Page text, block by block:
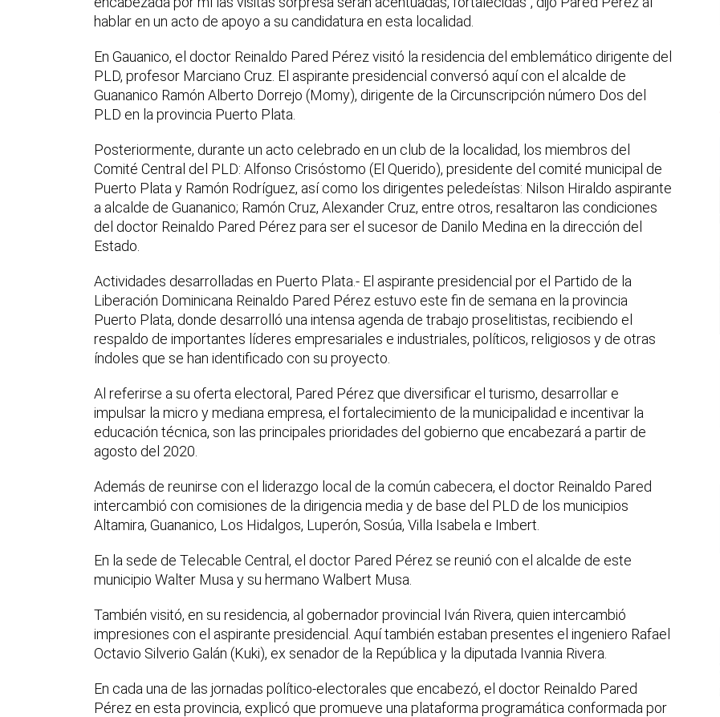
hablar en un acto de apoyo a su candidatura en esta localidad.
En Gauanico, el doctor Reinaldo Pared Pérez visitó la residencia del emblemático dirigente del
PLD, profesor Marciano Cruz. El aspirante presidencial conversó aquí con el alcalde de
Guananico Ramón Alberto Dorrejo (Momy), dirigente de la Circunscripción número Dos del
PLD en la provincia Puerto Plata.
Posteriormente, durante un acto celebrado en un club de la localidad, los miembros del
Comité Central del PLD: Alfonso Crisóstomo (El Querido), presidente del comité municipal de
Puerto Plata y Ramón Rodríguez, así como los dirigentes peledeístas: Nilson Hiraldo aspirante
a alcalde de Guananico; Ramón Cruz, Alexander Cruz, entre otros, resaltaron las condiciones
del doctor Reinaldo Pared Pérez para ser el sucesor de Danilo Medina en la dirección del
Estado.
Actividades desarrolladas en Puerto Plata.- El aspirante presidencial por el Partido de la
Liberación Dominicana Reinaldo Pared Pérez estuvo este fin de semana en la provincia
Puerto Plata, donde desarrolló una intensa agenda de trabajo proselitistas, recibiendo el
respaldo de importantes líderes empresariales e industriales, políticos, religiosos y de otras
índoles que se han identificado con su proyecto.
Al referirse a su oferta electoral, Pared Pérez que diversificar el turismo, desarrollar e
impulsar la micro y mediana empresa, el fortalecimiento de la municipalidad e incentivar la
educación técnica, son las principales prioridades del gobierno que encabezará a partir de
agosto del 2020.
Además de reunirse con el liderazgo local de la común cabecera, el doctor Reinaldo Pared
intercambió con comisiones de la dirigencia media y de base del PLD de los municipios
Altamira, Guananico, Los Hidalgos, Luperón, Sosúa, Villa Isabela e Imbert.
En la sede de Telecable Central, el doctor Pared Pérez se reunió con el alcalde de este
municipio Walter Musa y su hermano Walbert Musa.
También visitó, en su residencia, al gobernador provincial Iván Rivera, quien intercambió
impresiones con el aspirante presidencial. Aquí también estaban presentes el ingeniero Rafael
Octavio Silverio Galán (Kuki), ex senador de la República y la diputada Ivannia Rivera.
En cada una de las jornadas político-electorales que encabezó, el doctor Reinaldo Pared
Pérez en esta provincia, explicó que promueve una plataforma programática conformada por